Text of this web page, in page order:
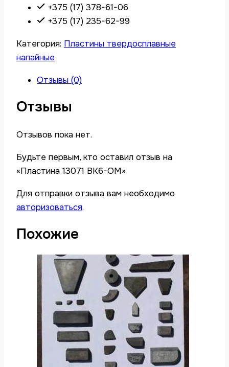
+375 (17) 378-61-06
+375 (17) 235-62-99
Категория: Пластины твердосплавные
напайные
Отзывы (0)
Отзывы
Отзывов пока нет.
Будьте первым, кто оставил отзыв на
«Пластина 13071 ВК6-ОМ»
Для отправки отзыва вам необходимо
авторизоваться.
Похожие